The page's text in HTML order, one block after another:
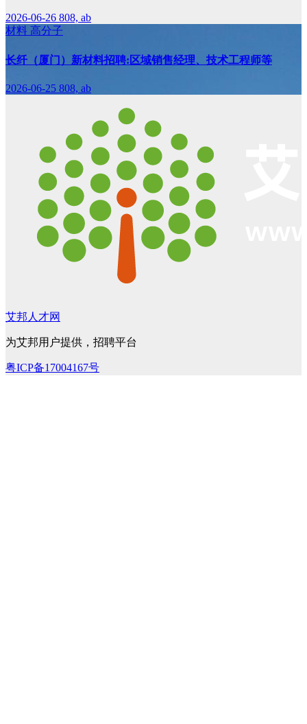
2026-06-26 808, ab
材料 高分子
长纤（厦门）新材料招聘:区域销售经理、技术工程师等
2026-06-25 808, ab
艾邦人才网
为艾邦用户提供，招聘平台
粤ICP备17004167号